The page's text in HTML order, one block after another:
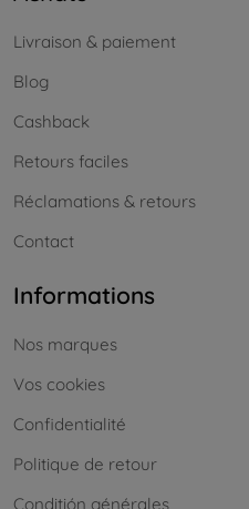
Livraison & paiement
Blog
Cashback
Retours faciles
Réclamations & retours
Contact
Informations
Nos marques
Vos cookies
Confidentialité
Politique de retour
Conditión générales